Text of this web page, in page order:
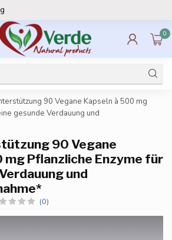
0
90 Vegane Kapseln à 500 mg
gesunde Verdauung und
90 Vegane
mg Pflanzliche Enzyme für
und
(0)